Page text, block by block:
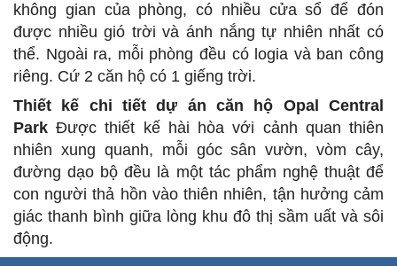
không gian của phòng, có nhiều cửa sổ để đón
được nhiều gió trời và ánh nắng tự nhiên nhất có
thể. Ngoài ra, mỗi phòng đều có logia và ban công
riêng. Cứ 2 căn hộ có 1 giếng trời.
Thiết kế chi tiết dự án căn hộ Opal Central
Park Được thiết kế hài hòa với cảnh quan thiên
nhiên xung quanh, mỗi góc sân vườn, vòm cây,
đường dạo bộ đều là một tác phẩm nghệ thuật để
con người thả hồn vào thiên nhiên, tận hưởng cảm
giác thanh bình giữa lòng khu đô thị sầm uất và sôi
động.